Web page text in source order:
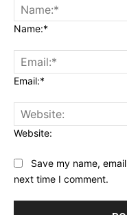
Name:*
Email:*
Website:
Save my name,
next time I comment.